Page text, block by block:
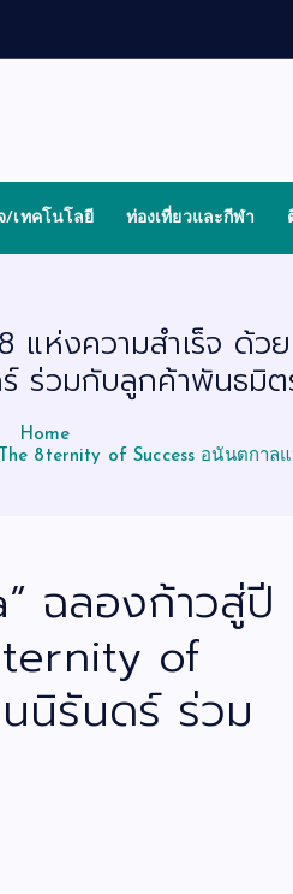
/เทคโนโลยี ท่องเที่ยวและกีฬา
แห่งความสำเร็จ
ร่วมกับลูกค้าพันธมิ
Home
8ternity of Success อนันตกา
ฉลองก้าวสู่ปี
of
นิรันดร์ ร่วม